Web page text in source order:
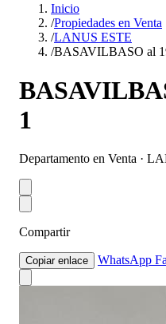
Inicio
/Propiedades en Venta
/LANUS ESTE
/BASAVILBASO al
1
Departamento en Venta ·
Compartir
Copiar enlace WhatsApp